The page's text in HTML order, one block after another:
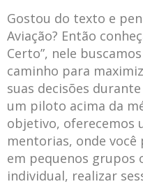
Gostou do texto e
Aviação? Então
Certo”, nele
caminho para
suas decisões
um piloto acima da
objetivo, oferecemos
mentorias, onde
em pequenos grupos
individual, realizar